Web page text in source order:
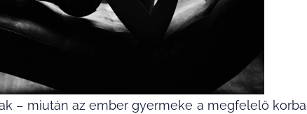
– miután az ember gyermeke a megfelelő korba